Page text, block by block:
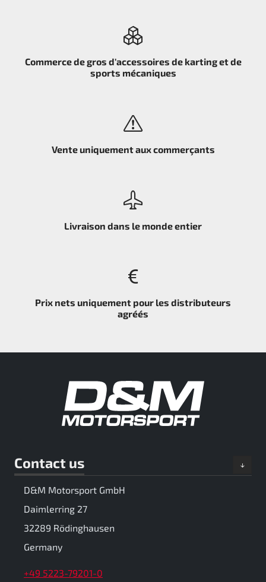
Commerce de gros d'accessoires de karting et de
sports mécaniques
Vente uniquement aux commerçants
Livraison dans le monde entier
Prix nets uniquement pour les distributeurs
agréés
Contact us
D&M Motorsport GmbH
Daimlerring 27
32289 Rödinghausen
Germany
+49 5223-79201-0